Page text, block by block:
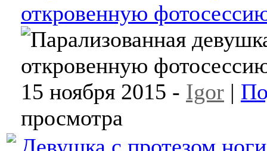
откровенную
15 ноября 2015 - Igor |
просмотра